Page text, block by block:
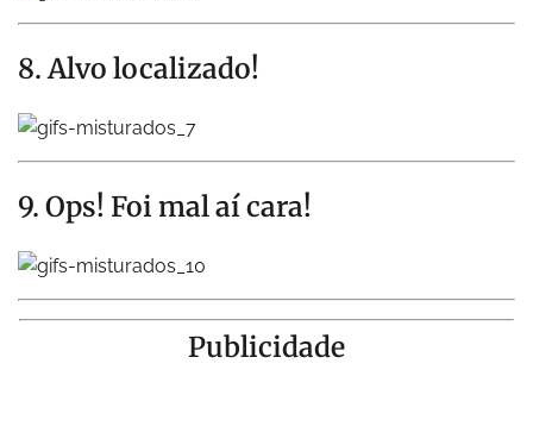
8. Alvo localizado!
9. Ops! Foi mal aí cara!
Publicidade